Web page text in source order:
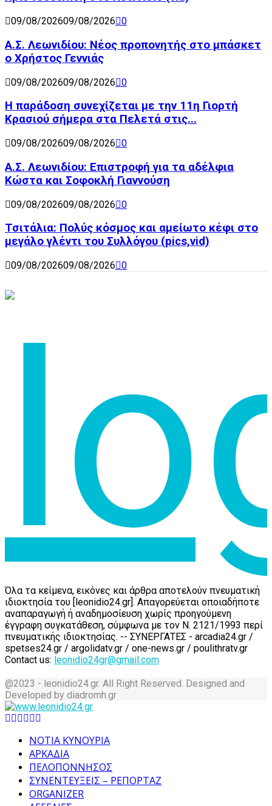
09/08/202609/08/2026 0
Α.Σ. Λεωνιδίου: Νέος προπονητής στο μπάσκετ
ο Χρήστος Γεννιάς
09/08/202609/08/2026 0
Η παράδοση συνεχίζεται με την 11η Γιορτή
Κρασιού σήμερα στα Πελετά στις...
09/08/202609/08/2026 0
Α.Σ. Λεωνιδίου: Επιστροφή για τα αδέλφια
Κώστα και Σοφοκλή Γιαννούση
09/08/202609/08/2026 0
Τσιτάλια: Πολύς κόσμος και αμείωτο κέφι στο
μεγάλο γλέντι του Συλλόγου (pics,vid)
09/08/202609/08/2026 0
Όλα τα κείμενα, εικόνες και άρθρα αποτελούν πνευματική
ιδιοκτησία του [leonidio24.gr]. Απαγορεύεται οποιαδήποτε
αναπαραγωγή ή αναδημοσίευση χωρίς προηγούμενη
έγγραφη συγκατάθεση, σύμφωνα με τον Ν. 2121/1993 περί
πνευματικής ιδιοκτησίας. -- ΣΥΝΕΡΓΑΤΕΣ - arcadia24.gr /
spetses24.gr / argolidatv.gr / one-news.gr / poulithratv.gr
Contact us: leonidio24gr@gmail.com
@2023 - leonidio24.gr. All Right Reserved. Designed and
Developed by diadromh.gr
Facebook
Twitter
Instagram
Pinterest
Tumblr
ΝΟΤΙΑ ΚΥΝΟΥΡΙΑ
ΑΡΚΑΔΙΑ
ΠΕΛΟΠΟΝΝΗΣΟΣ
ΣΥΝΕΝΤΕΥΞΕΙΣ – ΡΕΠΟΡΤΑΖ
ORGANIZER